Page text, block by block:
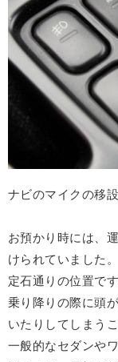
ナビのマイクの移
お預かり時には、
けられていました。
定石通りの位置で
乗り降りの際に頭
いたりしてしまう
一般的なセダンや